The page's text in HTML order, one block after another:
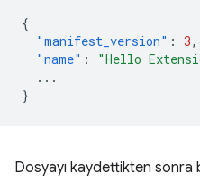
{
"manifest_version" : 3,
"name" : "Hello
...
}
Dosyayı kaydettikten sonra